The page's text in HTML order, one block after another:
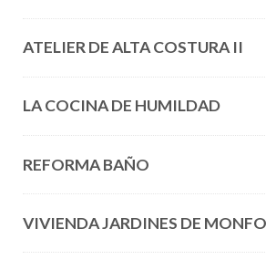
ATELIER DE ALTA COSTURA II
LA COCINA DE HUMILDAD
REFORMA BAÑO
VIVIENDA JARDINES DE